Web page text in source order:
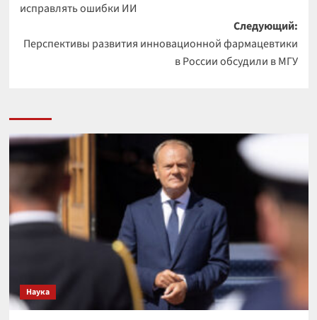
исправлять ошибки ИИ
Следующий:
Перспективы развития инновационной фармацевтики
в России обсудили в МГУ
Наука